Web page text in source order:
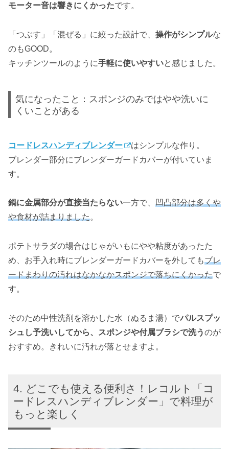
モーター音は響きにくかったです。
「つぶす」「混ぜる」に絞った設計で、 操作がシンプルな
のもGOOD。
キッチンツールのように手軽に使いやすいと感じました。
気になったこと：スポンジのみではやや洗いに
くいことがある
コードレスハンディブレンダー
はシンプルな作り。
ブレンダー部分にブレンダーガードカバーが付いていま
す。
鍋に金属部分が直接当たらない一方で、 凹凸部分は多くや
や食材が詰まりました。
ポテトサラダの場合はじゃがいもにやや粘度があったた
め、お手入れ時にブレンダーガードカバーを外してもブレ
ードまわりの汚れはなかなかスポンジで落ちにくかったで
す。
そのため中性洗剤を溶かした水（ぬるま湯）でパルスプッ
シュし予洗いしてから、スポンジや付属ブラシで洗うのが
おすすめ。きれいに汚れが落とせますよ。
どこでも使える便利さ！レコルト「コ
ードレスハンディブレンダー」で料理が
もっと楽しく